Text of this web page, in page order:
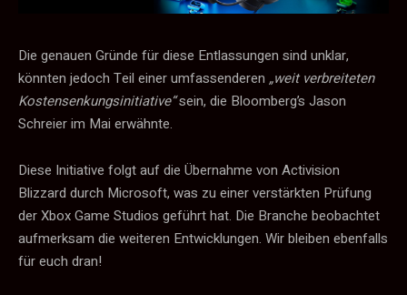
Die genauen Gründe für diese Entlassungen sind unklar,
könnten jedoch Teil einer umfassenderen „weit verbreiteten
Kostensenkungsinitiative“sein, die Bloomberg’s Jason
Schreier im Mai erwähnte.
Diese Initiative folgt auf die Übernahme von Activision
Blizzard durch Microsoft, was zu einer verstärkten Prüfung
der Xbox Game Studios geführt hat. Die Branche beobachtet
aufmerksam die weiteren Entwicklungen. Wir bleiben ebenfalls
für euch dran!